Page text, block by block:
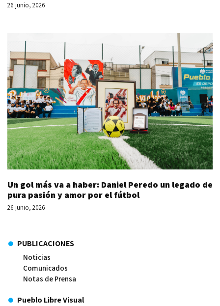
26 junio, 2026
Un gol más va a haber: Daniel Peredo un legado de
pura pasión y amor por el fútbol
26 junio, 2026
PUBLICACIONES
Noticias
Comunicados
Notas de Prensa
Pueblo Libre Visual